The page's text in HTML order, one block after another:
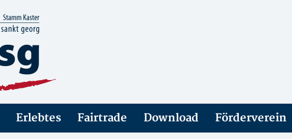
Erlebtes Fairtrade Download Förderverein